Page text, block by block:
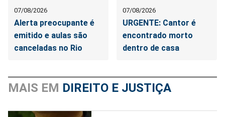
07/08/2026
Alerta preocupante é
emitido e aulas são
canceladas no Rio
07/08/2026
URGENTE: Cantor é
encontrado morto
dentro de casa
MAIS EM DIREITO E JUSTIÇA